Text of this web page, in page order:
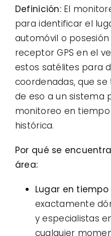
Definición:El
para identificar el
automóvil o
receptor GPS en el
estos satélites para
coordenadas, que
de eso a un sistema
monitoreo en
histórica.
Por qué se
área:
Lugar en tiempo
exactamente
y especialistas
cualquier